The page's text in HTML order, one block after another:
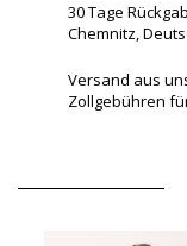
30 Tage
Chemnitz,
Versand aus
Zollgebühren